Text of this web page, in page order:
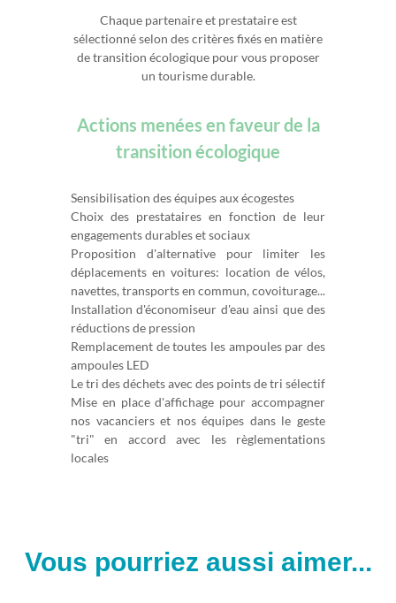
Chaque partenaire et prestataire est
sélectionné selon des critères fixés en matière
de transition écologique pour vous proposer
un tourisme durable.
Actions menées en faveur de la
transition écologique
Sensibilisation des équipes aux écogestes
Choix des prestataires en fonction de leur
engagements durables et sociaux
Proposition d'alternative pour limiter les
déplacements en voitures: location de vélos,
navettes, transports en commun, covoiturage...
Installation d'économiseur d'eau ainsi que des
réductions de pression
Remplacement de toutes les ampoules par des
ampoules LED
Le tri des déchets avec des points de tri sélectif
Mise en place d'affichage pour accompagner
nos vacanciers et nos équipes dans le geste
"tri" en accord avec les règlementations
locales
Vous pourriez aussi aimer...